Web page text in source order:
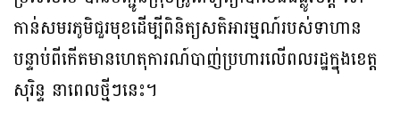
កាន់សមរភូមិជួរមុខដើម្បីពិនិត្យសតិអារម្មណ៍របស់ទាហាន
បន្ទាប់ពីកើតមានហេតុការណ៍បាញ់ប្រហារលើពលរដ្ឋក្នុងខេត្ត
សុរិន្ទ នាពេលថ្មីៗនេះ។